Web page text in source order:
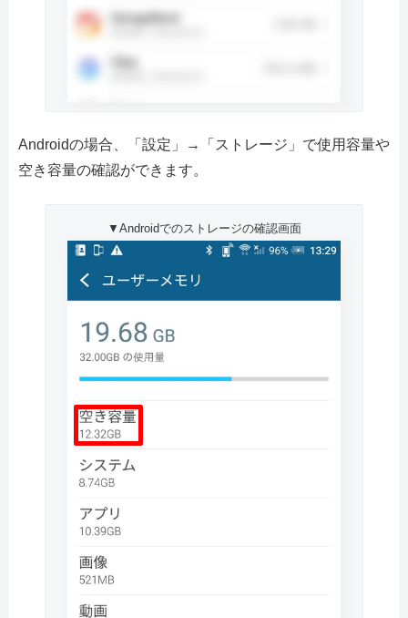
Androidの場合、「設定」→「ストレージ」で使用容量や
空き容量の確認ができます。
▼Androidでのストレージの確認画面